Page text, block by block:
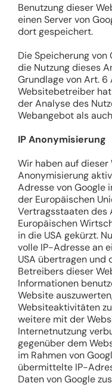
Benutzung dieser
einen Server von
dort gespeichert.
Die Speicherung
die Nutzung dieses
Grundlage von Art. 6
Websitebetreiber
der Analyse des
Webangebot als
IP Anonymisierung
Wir haben auf
Anonymisierung
Adresse von Google
der Europäischen
Vertragsstaaten des
Europäischen
in die USA gekürzt.
volle IP-Adresse an
USA übertragen und
Betreibers dieser
Informationen
Website
Websiteaktivitäten
weitere mit der
Internetnutzung
gegenüber dem
im Rahmen von
übermittelte IP-
Daten von Google